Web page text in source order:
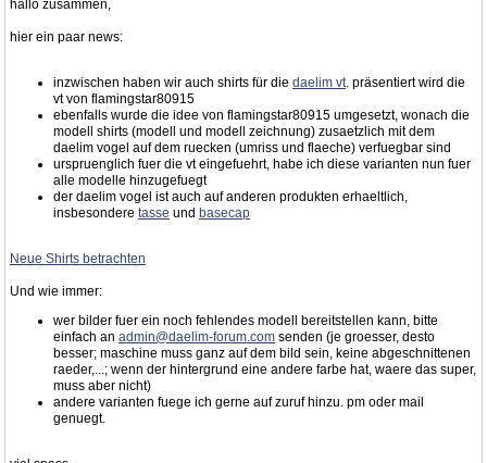
hallo zusammen,
hier ein paar news:
inzwischen haben wir auch shirts für die daelim vt. präsentiert wird die
vt von flamingstar80915
ebenfalls wurde die idee von flamingstar80915 umgesetzt, wonach die
modell shirts (modell und modell zeichnung) zusaetzlich mit dem
daelim vogel auf dem ruecken (umriss und flaeche) verfuegbar sind
urspruenglich fuer die vt eingefuehrt, habe ich diese varianten nun fuer
alle modelle hinzugefuegt
der daelim vogel ist auch auf anderen produkten erhaeltlich,
insbesondere tasse und basecap
Neue Shirts betrachten
Und wie immer:
wer bilder fuer ein noch fehlendes modell bereitstellen kann, bitte
einfach an admin@daelim-forum.com senden (je groesser, desto
besser; maschine muss ganz auf dem bild sein, keine abgeschnittenen
raeder,...; wenn der hintergrund eine andere farbe hat, waere das super,
muss aber nicht)
andere varianten fuege ich gerne auf zuruf hinzu. pm oder mail
genuegt.